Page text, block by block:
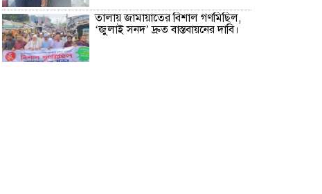
তালায় জামায়াতের বিশাল গণমিছিল,
‘জুলাই সনদ’ দ্রুত বাস্তবায়নের দাবি।